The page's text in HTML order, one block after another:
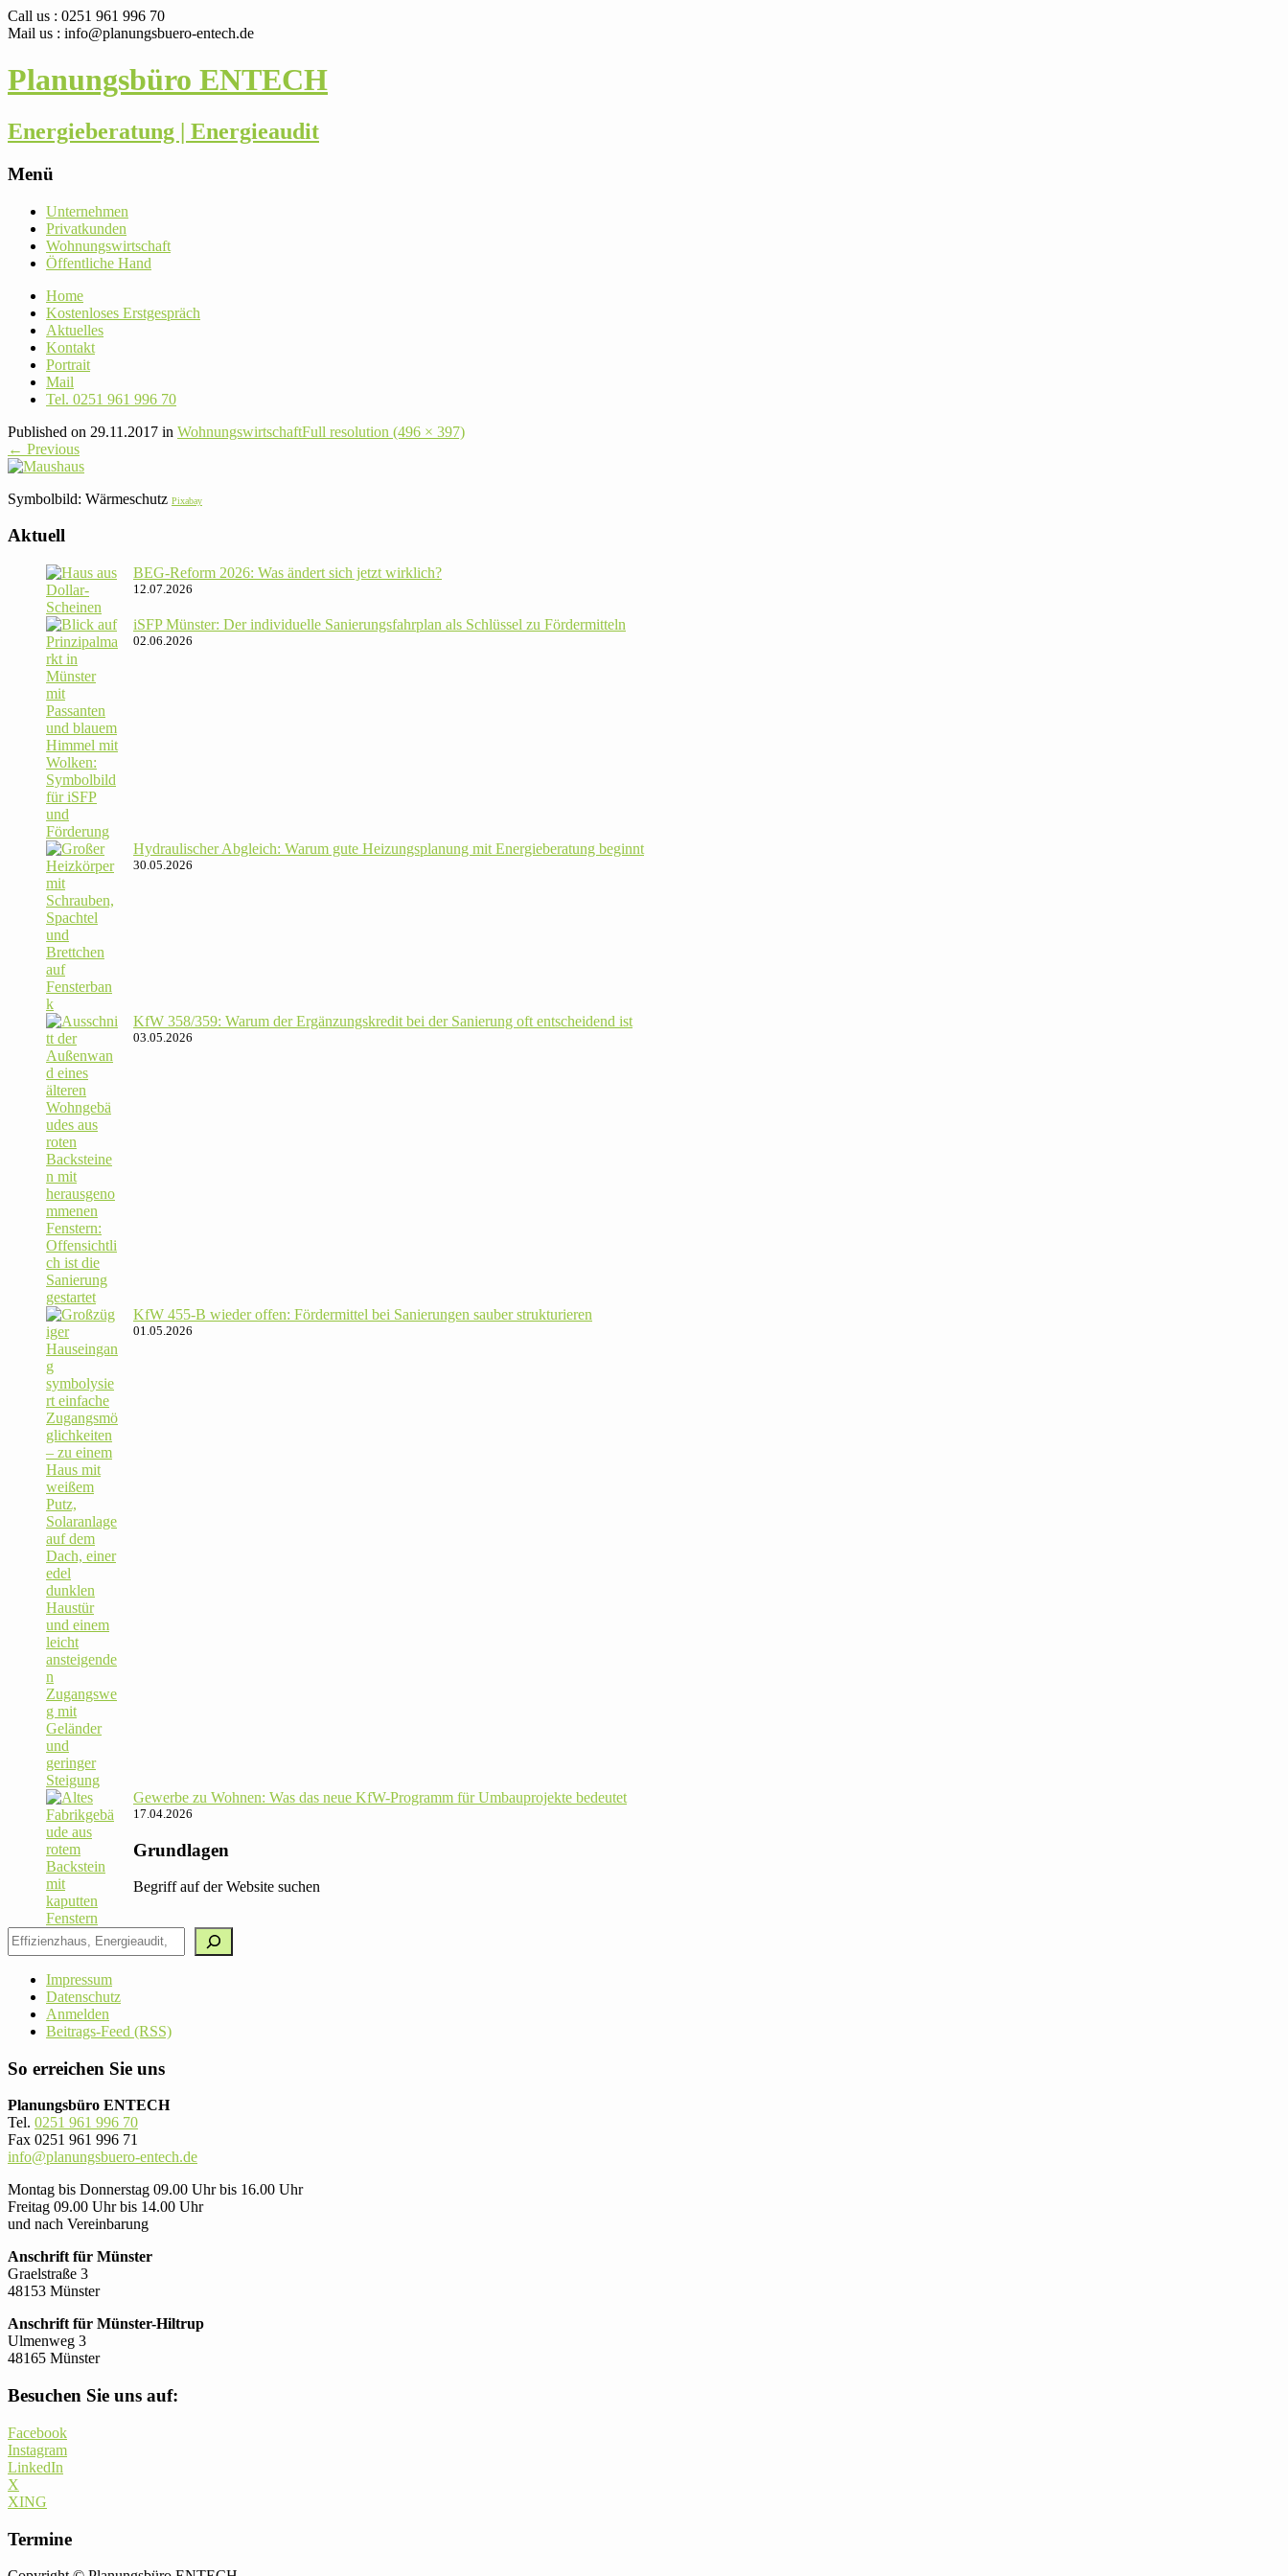
Call us : 0251 961 996 70
Mail us : info@planungsbuero-entech.de
Planungsbüro ENTECH
Energieberatung | Energieaudit
Menü
Skip
content
Unter­nehmen
Pri­vat­kunden
Woh­nungs­wirt­schaft
Öffent­liche Hand
Home
Kos­ten­loses Erstgespräch
Aktu­elles
Kontakt
Por­trait
Mail
Tel. 0251 961 996 70
Published on 29.11.2017 in Woh­nungs­wirt­schaftFull resolution (496 × 397)
← Previous
Sym­bol­bild: Wär­me­schutz Pixabay
Aktuell
BEG-Reform 2026: Was ändert sich jetzt wirklich?
12.07.2026
iSFP Münster: Der indi­vi­du­elle Sanie­rungs­fahr­plan als Schlüssel zu Fördermitteln
02.06.2026
Hydrau­li­scher Abgleich: Warum gute Hei­zungs­pla­nung mit Energie­beratung beginnt
30.05.2026
KfW 358/​359: Warum der Ergän­zungs­kredit bei der Sanie­rung oft ent­schei­dend ist
03.05.2026
KfW 455‑B wieder offen: För­der­mittel bei Sanie­rungen sauber strukturieren
01.05.2026
Gewerbe zu Wohnen: Was das neue KfW-Pro­gramm für Umbau­pro­jekte bedeutet
17.04.2026
Grundlagen
Begriff auf der Website suchen
Impressum
Datenschutz
Anmelden
Beitrags-Feed (RSS)
So erreichen Sie uns
Planungsbüro ENTECH
Tel. 0251 961 996 70
Fax 0251 961 996 71
info@planungsbuero-entech.de
Montag bis Donnerstag 09.00 Uhr bis 16.00 Uhr
Freitag 09.00 Uhr bis 14.00 Uhr
und nach Vereinbarung
Anschrift für Münster
Graelstraße 3
48153 Münster
Anschrift für Münster-Hiltrup
Ulmenweg 3
48165 Münster
Besuchen Sie uns auf:
Facebook
Instagram
LinkedIn
X
XING
Termine